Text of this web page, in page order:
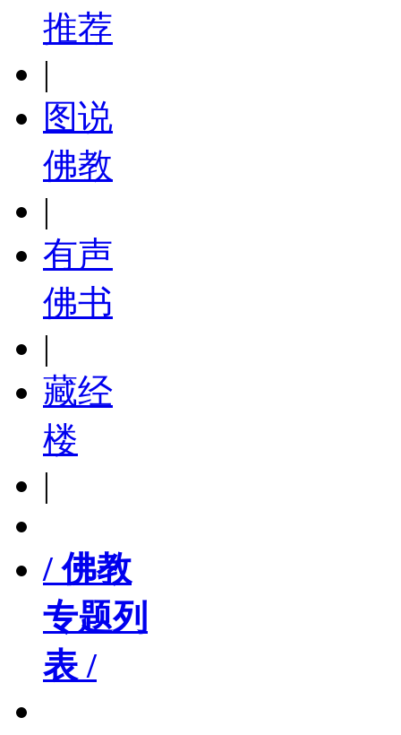
推荐
|
图说
佛教
|
有声
佛书
|
藏经
楼
|
/ 佛教
专题列
表 /